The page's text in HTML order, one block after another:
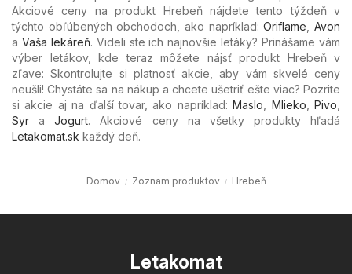
Akciové ceny na produkt Hrebeň nájdete tento týždeň v
týchto obľúbenýchobchodoch, ako napríklad:Oriflame ,Avon
a Vaša lekáreň. Videli ste ich najnovšie letáky? Prinášame vám
výber letákov, kde teraz môžete nájsť produkt Hrebeň v
zľave: Skontrolujte si platnosť akcie, aby vám skvelé ceny
neušli! Chystáte sa na nákup a chcete ušetriť ešte viac? Pozrite
si akcie aj na ďalší tovar, ako napríklad:Maslo Mlieko ,Pivo
Syr aJogurt. Akciové ceny na všetky produkty hľadá
Letakomat.sk každý deň.
Domov Zoznam produktov Hrebeň
Letakomat